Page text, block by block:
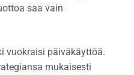
saa vain
vuokraisi päiväkäyttöä.
mukaisesti